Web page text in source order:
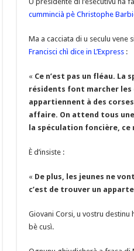
o
o
k
a
m
cummincià pè Christophe
Ma a cacciata di u seculu vene
Francisci chì dice in L’Express:
« Ce n’est pas un fléau.
résidents font marcher les
appartiennent à des
affaire. On attend tous
la spéculation foncière, ce
È d’insiste :
« De plus, les jeunes ne
c’est de trouver un
Giovani Corsi, u vostru destinu
bè cusì.